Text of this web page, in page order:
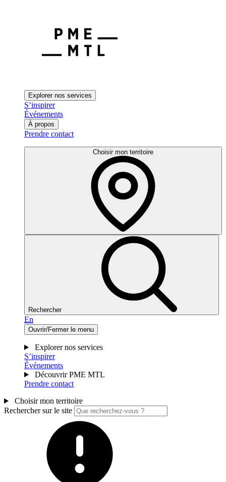
Explorer nos services
S’inspirer
Événements
À propos
Prendre contact
Choisir mon territoire
Rechercher
En
Ouvrir/Fermer le menu
Explorer nos services
S’inspirer
Événements
Découvrir PME MTL
Prendre contact
Choisir mon territoire
Rechercher sur le site